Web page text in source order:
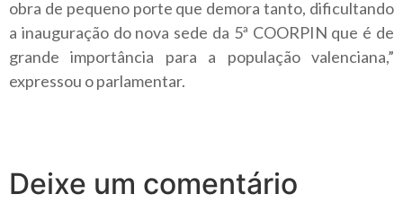
obra de pequeno porte que demora tanto, dificultando
a inauguração do nova sede da 5ª COORPIN que é de
grande importância para a população valenciana,”
expressou o parlamentar.
Deixe um comentário